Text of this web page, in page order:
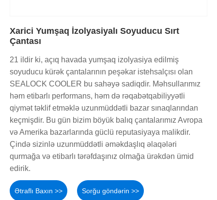
Xarici Yumşaq İzolyasiyalı Soyuducu Sırt
Çantası
21 ildir ki, açıq havada yumşaq izolyasiya edilmiş
soyuducu kürək çantalarının peşəkar istehsalçısı olan
SEALOCK COOLER bu sahəyə sadiqdir. Məhsullarımız
həm etibarlı performans, həm də rəqabətqabiliyyətli
qiymət təklif etməklə uzunmüddətli bazar sınaqlarından
keçmişdir. Bu gün bizim böyük balıq çantalarımız Avropa
və Amerika bazarlarında güclü reputasiyaya malikdir.
Çində sizinlə uzunmüddətli əməkdaşlıq əlaqələri
qurmağa və etibarlı tərəfdaşınız olmağa ürəkdən ümid
edirik.
Ətraflı Baxın >> Sorğu göndərin >>